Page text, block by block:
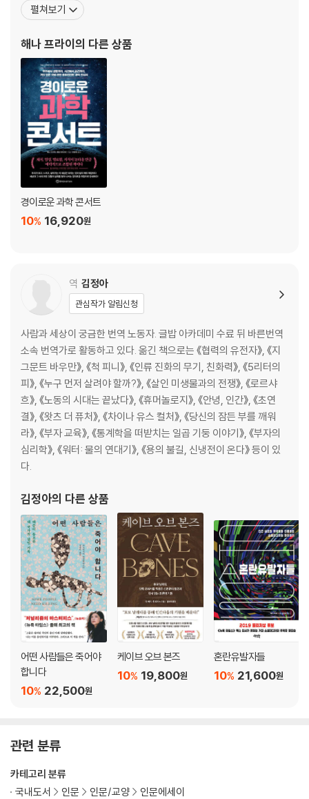
알고리즘의 ‘편견’
믹스 앤드 매치
4장 알고리즘은 내 몸을 알고 있다
데이터와 패턴
딥러닝 알고리즘의 탄생
인간과 AI의 ‘동맹’
작은 데이터의 위력
질병 예측의 힘
디지털 의료 진단
데이터 확보의 어려움
개인정보 보호 문제
5장 자율주행 자동차는 완벽한가
자율주행의 난제들
‘베이즈 정리’를 숭배하라
누구를 살릴 것인가
환상 속의 완벽한 자율주행
에어프랑스 참사
자동화의 역설
오류를 피할 길은 없다
6장 알고리즘 경찰관
스프링클러를 닮은 알고리즘
범죄 예측 지도
지진과 범죄의 연관성
범죄 정보원 프레드폴
범죄 예측 알고리즘의 장단점
범죄자와 닮은 얼굴
얼굴 인식을 둘러싼 쟁점
도플갱어를 찾아라
얼굴 인식 알고리즘의 두 얼굴
난감한 딜레마
7장 기계도 예술가가 될 수 있을까
‘평행우주’ 실험
흥행작을 맞혀라
작곡은 식은 죽 먹기
에필로그
찾아보기
안, 의료 분석, 마케팅, 테러리즘, 운송 및 교통에 관한 패턴을 분석하
해 착각하는 것들
펼쳐보기
해나 프라이 의 다른 상품
경이로운 과학 콘서트
16,920원
10%
역 김정아
관심작가 알림신청
사람과 세상이 궁금한 번역 노동자. 글밥 아카데미 수료 뒤 바른번역
소속 번역가로 활동하고 있다. 옮긴 책으로는 《협력의 유전자》, 《지
그문트 바우만》, 《척 피니》, 《인류 진화의 무기, 친화력》, 《5리터의
피》, 《누구 먼저 살려야 할까?》, 《살인 미생물과의 전쟁》, 《로르샤
흐》, 《노동의 시대는 끝났다》, 《휴머놀로지》, 《안녕, 인간》, 《초연
결》, 《왓츠 더 퓨처》, 《차이나 유스 컬처》, 《당신의 잠든 부를 깨워
라》, 《부자 교육》, 《통계학을 떠받치는 일곱 기둥 이야기》, 《부자의
심리학》, 《워터: 물의 연대기》, 《용의 불길, 신냉전이 온다》 등이 있
다.
김정아의 다른 상품
어떤 사람들은 죽어야
합니다
22,500원
10%
케이브 오브 본즈
19,800원
10%
혼란유발자들
21,600원
10%
관련 분류
카테고리 분류
국내도서
인문 인문/교양
인문에세이